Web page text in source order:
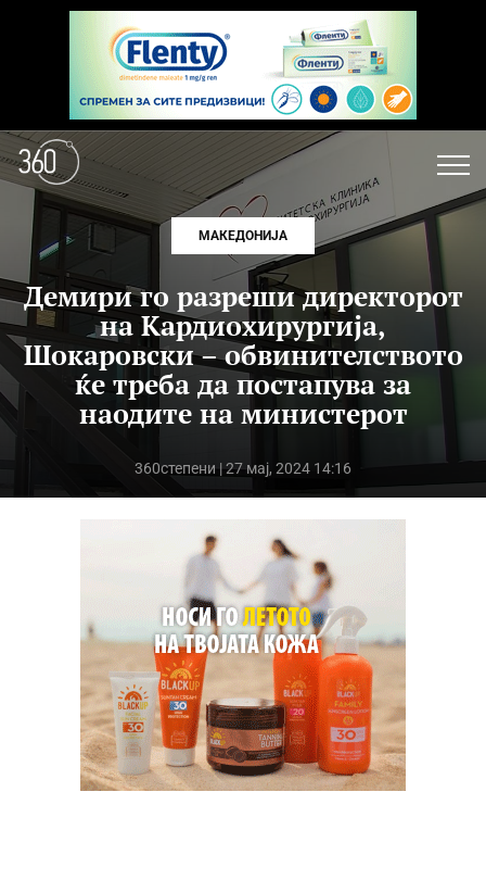
МАКЕДОНИЈА
Демири го разреши директорот
на Кардиохирургија,
Шокаровски – обвинителството
ќе треба да постапува за
наодите на министерот
360степени| 27 мај, 2024 14:16